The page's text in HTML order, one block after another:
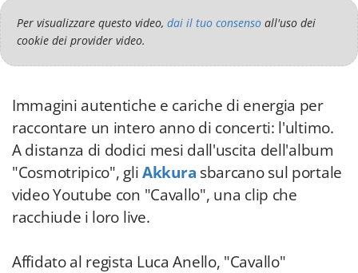
Per visualizzare questo video, dai il tuo consenso all'uso dei
cookie dei provider video.
Immagini autentiche e cariche di energia per
raccontare un intero anno di concerti: l'ultimo.
A distanza di dodici mesi dall'uscita dell'album
"Cosmotripico", gliAkkura sbarcano sul portale
video Youtube con "Cavallo", una clip che
racchiude i loro live.
Affidato al regista Luca Anello, "Cavallo"